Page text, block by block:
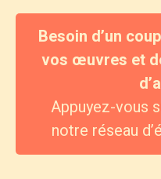
Besoin d’un
vos œuvres et
Appuyez-vous
notre réseau